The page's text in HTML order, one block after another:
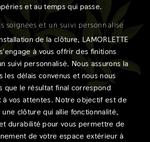
et au temps qui passe.
soignées et un suivi personnalisé
de la clôture, LAMORLETTE
s'engage à vous offrir des finitions
suivi personnalisé. Nous assurons la
les délais convenus et nous nous
que le résultat final correspond
à vos attentes. Notre objectif est de
clôture qui allie fonctionnalité,
durabilité pour vous permettre de
de votre espace extérieur à